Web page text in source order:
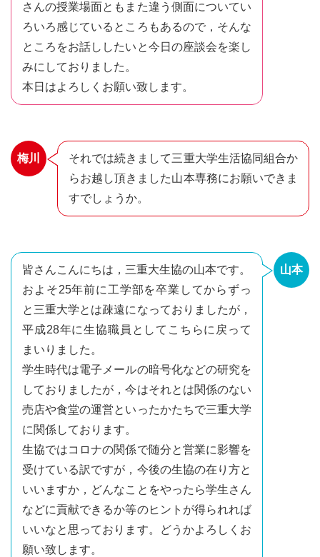
さんの授業場面ともまた違う側面についてい
ろいろ感じているところもあるので，そんな
ところをお話ししたいと今日の座談会を楽し
みにしておりました。
本日はよろしくお願い致します。
梅川
それでは続きまして三重大学生活協同組合か
らお越し頂きました山本専務にお願いできま
すでしょうか。
山本
皆さんこんにちは，三重大生協の山本です。
およそ25年前に工学部を卒業してからずっ
と三重大学とは疎遠になっておりましたが，
平成28年に生協職員としてこちらに戻って
まいりました。
学生時代は電子メールの暗号化などの研究を
しておりましたが，今はそれとは関係のない
売店や食堂の運営といったかたちで三重大学
に関係しております。
生協ではコロナの関係で随分と営業に影響を
受けている訳ですが，今後の生協の在り方と
いいますか，どんなことをやったら学生さん
などに貢献できるか等のヒントが得られれば
いいなと思っております。どうかよろしくお
願い致します。